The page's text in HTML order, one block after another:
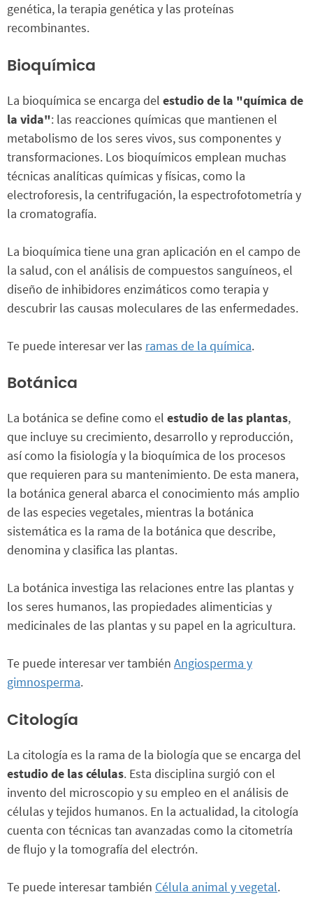
genética, la terapia genética y las proteínas
recombinantes.
Bioquímica
La bioquímica se encarga del estudio de la "química de
la vida": las reacciones químicas que mantienen el
metabolismo de los seres vivos, sus componentes y
transformaciones. Los bioquímicos emplean muchas
técnicas analíticas químicas y físicas, como la
electroforesis, la centrifugación, la espectrofotometría y
la cromatografía.
La bioquímica tiene una gran aplicación en el campo de
la salud, con el análisis de compuestos sanguíneos, el
diseño de inhibidores enzimáticos como terapia y
descubrir las causas moleculares de las enfermedades.
Te puede interesar ver las ramas de la química.
Botánica
La botánica se define como el estudio de las plantas,
que incluye su crecimiento, desarrollo y reproducción,
así como la fisiología y la bioquímica de los procesos
que requieren para su mantenimiento. De esta manera,
la botánica general abarca el conocimiento más amplio
de las especies vegetales, mientras la botánica
sistemática es la rama de la botánica que describe,
denomina y clasifica las plantas.
La botánica investiga las relaciones entre las plantas y
los seres humanos, las propiedades alimenticias y
medicinales de las plantas y su papel en la agricultura.
Te puede interesar ver también Angiosperma y
gimnosperma.
Citología
La citología es la rama de la biología que se encarga del
estudio de las células. Esta disciplina surgió con el
invento del microscopio y su empleo en el análisis de
células y tejidos humanos. En la actualidad, la citología
cuenta con técnicas tan avanzadas como la citometría
de flujo y la tomografía del electrón.
Te puede interesar también Célula animal y vegetal.